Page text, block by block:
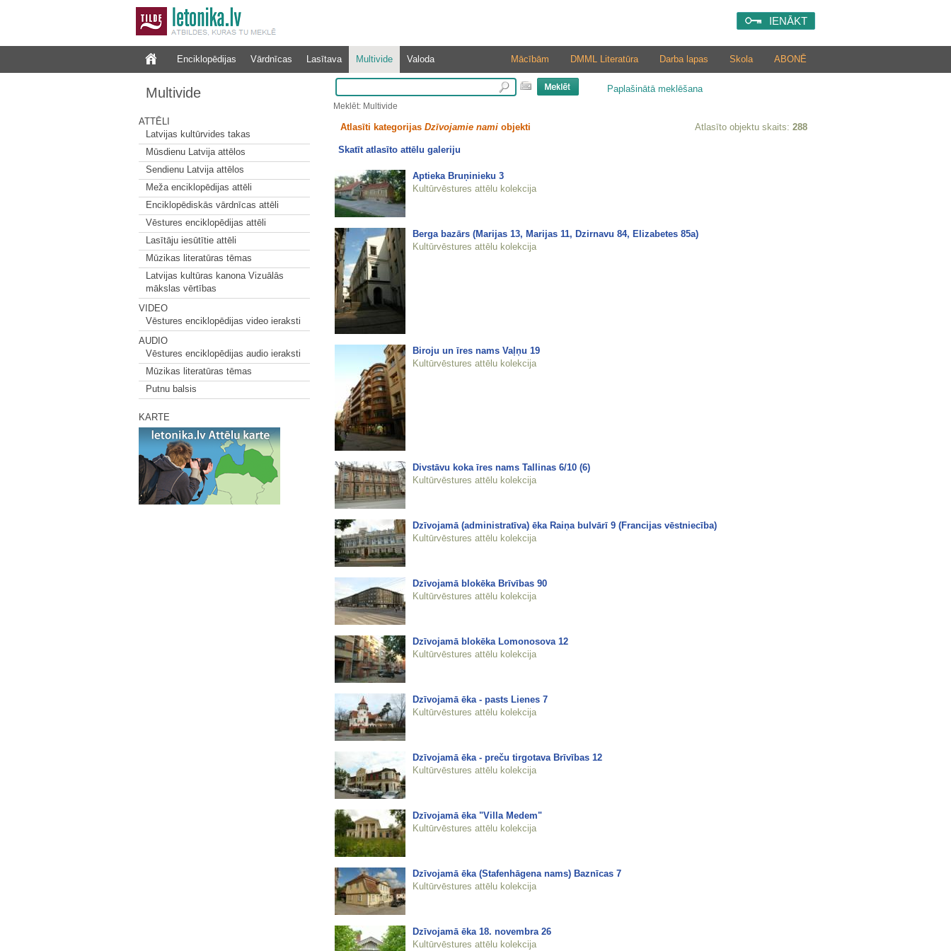
IENĀKT
Enciklopēdijas Vārdnīcas Lasītava Multivide Valoda ABONĒ
Skola
Darba lapas
DMML Literatūra
Mācībām
Multivide
ATTĒLI
Latvijas kultūrvides takas
Mūsdienu Latvija attēlos
Sendienu Latvija attēlos
Meža enciklopēdijas attēli
Enciklopēdiskās vārdnīcas attēli
Vēstures enciklopēdijas attēli
Lasītāju iesūtītie attēli
Mūzikas literatūras tēmas
Latvijas kultūras kanona Vizuālās
mākslas vērtības
VIDEO
Vēstures enciklopēdijas video ieraksti
AUDIO
Vēstures enciklopēdijas audio ieraksti
Mūzikas literatūras tēmas
Putnu balsis
KARTE
Paplašinātā meklēšana
Meklēt: Multivide
Atlasīti kategorijas Dzīvojamie namiobjekti Atlasīto objektu skaits: 288
Skatīt atlasīto attēlu galeriju
Aptieka Bruņinieku 3
Kultūrvēstures attēlu kolekcija
Berga bazārs (Marijas 13, Marijas 11, Dzirnavu 84, Elizabetes 85a)
Kultūrvēstures attēlu kolekcija
Biroju un īres nams Vaļņu 19
Kultūrvēstures attēlu kolekcija
Divstāvu koka īres nams Tallinas 6/10 (6)
Kultūrvēstures attēlu kolekcija
Dzīvojamā (administratīva) ēka Raiņa bulvārī 9 (Francijas vēstniecība)
Kultūrvēstures attēlu kolekcija
Dzīvojamā blokēka Brīvības 90
Kultūrvēstures attēlu kolekcija
Dzīvojamā blokēka Lomonosova 12
Kultūrvēstures attēlu kolekcija
Dzīvojamā ēka - pasts Lienes 7
Kultūrvēstures attēlu kolekcija
Dzīvojamā ēka - preču tirgotava Brīvības 12
Kultūrvēstures attēlu kolekcija
Dzīvojamā ēka "Villa Medem"
Kultūrvēstures attēlu kolekcija
Dzīvojamā ēka (Stafenhāgena nams) Baznīcas 7
Kultūrvēstures attēlu kolekcija
Dzīvojamā ēka 18. novembra 26
Kultūrvēstures attēlu kolekcija